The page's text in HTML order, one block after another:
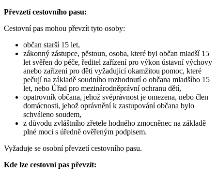
Převzetí cestovního pasu:
Cestovní pas mohou převzít tyto osoby:
občan starší 15 let,
zákonný zástupce, pěstoun, osoba, které byl občan mladší 15
let svěřen do péče, ředitel zařízení pro výkon ústavní výchovy
anebo zařízení pro děti vyžadující okamžitou pomoc, které
pečují na základě soudního rozhodnutí o občana mladšího 15
let, nebo Úřad pro mezinárodněprávní ochranu dětí,
opatrovník občana, jehož svéprávnost je omezena, nebo člen
domácnosti, jehož oprávnění k zastupování občana bylo
schváleno soudem,
z důvodu zvláštního zřetele hodného zmocněnec na základě
plné moci s úředně ověřeným podpisem.
Vyžaduje se osobní převzetí cestovního pasu.
Kde lze cestovní pas převzít: